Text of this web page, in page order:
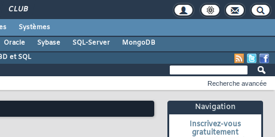
CLUB
Systèmes
Oracle Sybase SQL-Server
MongoDB
et SQL
Navigation
Inscrivez-vous
gratuitement
Recherche avancée